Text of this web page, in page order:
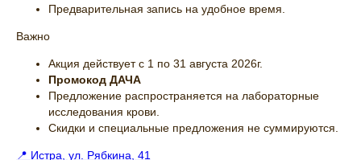
Предварительная запись на удобное время.
Важно
Акция действует с 1 по 31 августа 2026г.
Промокод ДАЧА
Предложение распространяется на лабораторные
исследования крови.
Скидки и специальные предложения не суммируются.
📍 Истра, ул. Рябкина, 41